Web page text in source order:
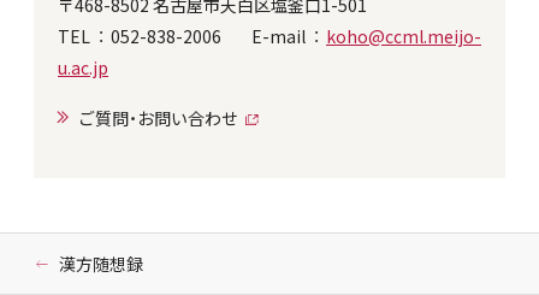
〒468-8502 名古屋市天白区塩釜口1-501
TEL：052-838-2006 E-mail： koho@ccml.meijo-
u.ac.jp
ご質問・お問い合わせ
漢方随想録